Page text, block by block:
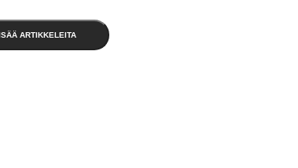
ARTIKKELEITA